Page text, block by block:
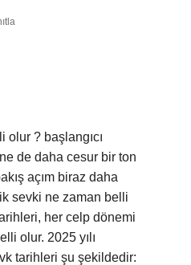
? başlangıcı
de daha cesur bir ton
açım biraz daha
sevki ne zaman belli
her celp dönemi
olur. 2025 yılı
tarihleri şu şekildedir: